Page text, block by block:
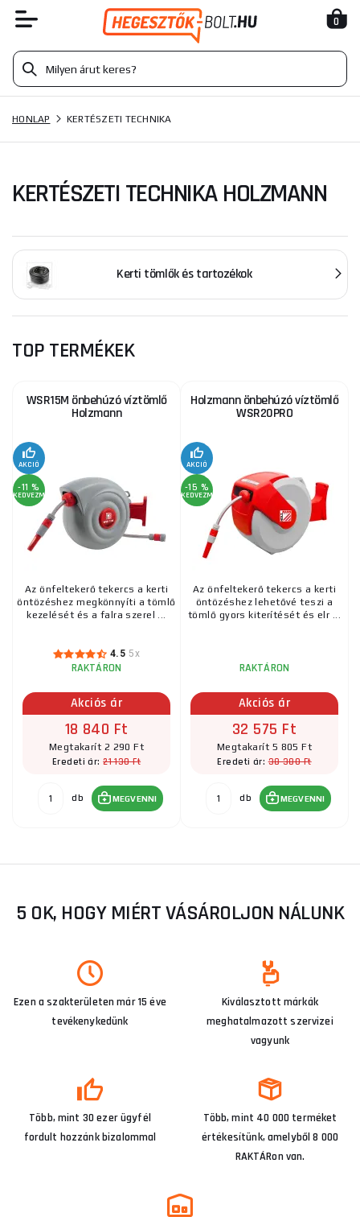
0
HONLAP KERTÉSZETI TECHNIKA
KERTÉSZETI TECHNIKA HOLZMANN
Kerti tömlők és tartozékok
TOP TERMÉKEK
WSR15M önbehúzó víztömlő
Holzmann
AKCIÓ
-11 %
KEDVEZMÉNY
Az önfeltekerő tekercs a kerti
öntözéshez megkönnyíti a tömlő
kezelését és a falra szerel ...
4.5 5x
RAKTÁRON
Akciós ár
18 840 Ft
Megtakarít 2 290 Ft
Eredeti ár:21 130 Ft
db MEGVENNI
Holzmann önbehúzó víztömlő
WSR20PRO
AKCIÓ
-15 %
KEDVEZMÉNY
Az önfeltekerő tekercs a kerti
öntözéshez lehetővé teszi a
tömlő gyors kiterítését és elr ...
RAKTÁRON
Akciós ár
32 575 Ft
Megtakarít 5 805 Ft
Eredeti ár:38 380 Ft
db MEGVENNI
5 OK, HOGY MIÉRT VÁSÁROLJON NÁLUNK
Ezen a szakterületen már 15 éve
tevékenykedünk
Kiválasztott márkák
meghatalmazott szervizei
vagyunk
Több, mint 30 ezer ügyfél
fordult hozzánk bizalommal
Több, mint 40 000 terméket
értékesítünk, amelyből 8 000
RAKTÁRon van.